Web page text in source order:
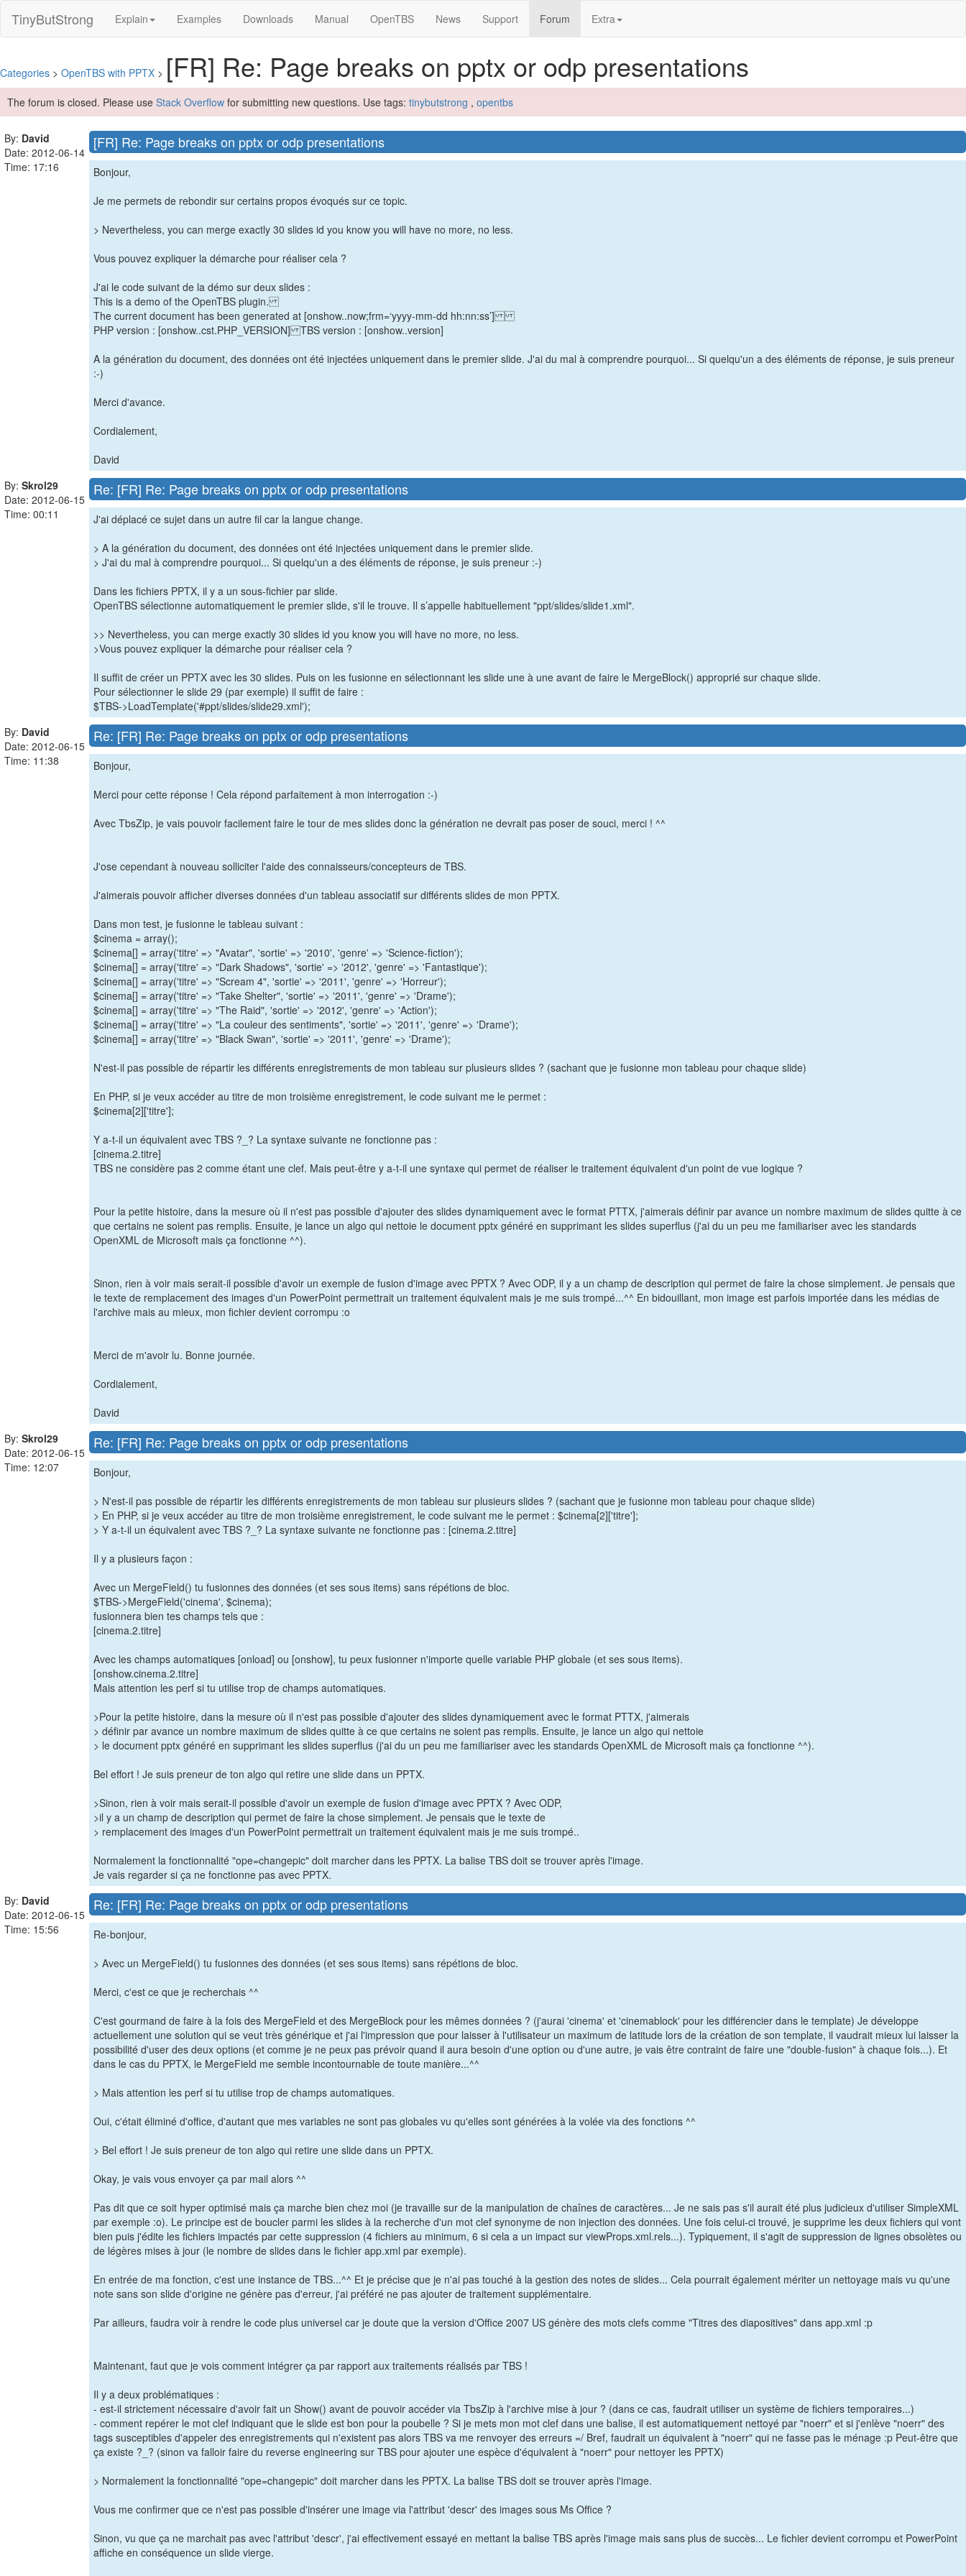
TinyButStrong Explain Examples Downloads Manual OpenTBS News Support Forum (current)
Extra
Categories > OpenTBS with PPTX > [FR] Re: Page breaks on pptx or odp presentations
The forum is closed. Please use Stack Overflow for submitting new questions. Use tags: tinybutstrong , opentbs
By: David
Date: 2012-06-14
Time: 17:16
[FR] Re: Page breaks on pptx or odp presentations
Bonjour,
Je me permets de rebondir sur certains propos évoqués sur ce topic.
> Nevertheless, you can merge exactly 30 slides id you know you will have no more, no less.
Vous pouvez expliquer la démarche pour réaliser cela ?
J'ai le code suivant de la démo sur deux slides :
This is a demo of the OpenTBS plugin.
The current document has been generated at [onshow..now;frm=‘yyyy-mm-dd hh:nn:ss’]
PHP version : [onshow..cst.PHP_VERSION] TBS version : [onshow..version]
A la génération du document, des données ont été injectées uniquement dans le premier slide. J'ai du mal à comprendre pourquoi... Si quelqu'un a des éléments de réponse, je suis preneur
:-)
Merci d'avance.
Cordialement,
David
By: Skrol29
Date: 2012-06-15
Time: 00:11
Re: [FR] Re: Page breaks on pptx or odp presentations
J'ai déplacé ce sujet dans un autre fil car la langue change.
> A la génération du document, des données ont été injectées uniquement dans le premier slide.
> J'ai du mal à comprendre pourquoi... Si quelqu'un a des éléments de réponse, je suis preneur :-)
Dans les fichiers PPTX, il y a un sous-fichier par slide.
OpenTBS sélectionne automatiquement le premier slide, s'il le trouve. Il s’appelle habituellement "ppt/slides/slide1.xml".
>> Nevertheless, you can merge exactly 30 slides id you know you will have no more, no less.
>Vous pouvez expliquer la démarche pour réaliser cela ?
Il suffit de créer un PPTX avec les 30 slides. Puis on les fusionne en sélectionnant les slide une à une avant de faire le MergeBlock() approprié sur chaque slide.
Pour sélectionner le slide 29 (par exemple) il suffit de faire :
$TBS->LoadTemplate('#ppt/slides/slide29.xml');
By: David
Date: 2012-06-15
Time: 11:38
Re: [FR] Re: Page breaks on pptx or odp presentations
Bonjour,
Merci pour cette réponse ! Cela répond parfaitement à mon interrogation :-)
Avec TbsZip, je vais pouvoir facilement faire le tour de mes slides donc la génération ne devrait pas poser de souci, merci ! ^^
J'ose cependant à nouveau solliciter l'aide des connaisseurs/concepteurs de TBS.
J'aimerais pouvoir afficher diverses données d'un tableau associatif sur différents slides de mon PPTX.
Dans mon test, je fusionne le tableau suivant :
$cinema = array();
$cinema[] = array('titre' => "Avatar", 'sortie' => '2010', 'genre' => 'Science-fiction');
$cinema[] = array('titre' => "Dark Shadows", 'sortie' => '2012', 'genre' => 'Fantastique');
$cinema[] = array('titre' => "Scream 4", 'sortie' => '2011', 'genre' => 'Horreur');
$cinema[] = array('titre' => "Take Shelter", 'sortie' => '2011', 'genre' => 'Drame');
$cinema[] = array('titre' => "The Raid", 'sortie' => '2012', 'genre' => 'Action');
$cinema[] = array('titre' => "La couleur des sentiments", 'sortie' => '2011', 'genre' => 'Drame');
$cinema[] = array('titre' => "Black Swan", 'sortie' => '2011', 'genre' => 'Drame');
N'est-il pas possible de répartir les différents enregistrements de mon tableau sur plusieurs slides ? (sachant que je fusionne mon tableau pour chaque slide)
En PHP, si je veux accéder au titre de mon troisième enregistrement, le code suivant me le permet :
$cinema[2]['titre'];
Y a-t-il un équivalent avec TBS ?_? La syntaxe suivante ne fonctionne pas :
[cinema.2.titre]
TBS ne considère pas 2 comme étant une clef. Mais peut-être y a-t-il une syntaxe qui permet de réaliser le traitement équivalent d'un point de vue logique ?
Pour la petite histoire, dans la mesure où il n'est pas possible d'ajouter des slides dynamiquement avec le format PTTX, j'aimerais définir par avance un nombre maximum de slides quitte à ce
que certains ne soient pas remplis. Ensuite, je lance un algo qui nettoie le document pptx généré en supprimant les slides superflus (j'ai du un peu me familiariser avec les standards
OpenXML de Microsoft mais ça fonctionne ^^).
Sinon, rien à voir mais serait-il possible d'avoir un exemple de fusion d'image avec PPTX ? Avec ODP, il y a un champ de description qui permet de faire la chose simplement. Je pensais que
le texte de remplacement des images d'un PowerPoint permettrait un traitement équivalent mais je me suis trompé...^^ En bidouillant, mon image est parfois importée dans les médias de
l'archive mais au mieux, mon fichier devient corrompu :o
Merci de m'avoir lu. Bonne journée.
Cordialement,
David
By: Skrol29
Date: 2012-06-15
Time: 12:07
Re: [FR] Re: Page breaks on pptx or odp presentations
Bonjour,
> N'est-il pas possible de répartir les différents enregistrements de mon tableau sur plusieurs slides ? (sachant que je fusionne mon tableau pour chaque slide)
> En PHP, si je veux accéder au titre de mon troisième enregistrement, le code suivant me le permet : $cinema[2]['titre'];
> Y a-t-il un équivalent avec TBS ?_? La syntaxe suivante ne fonctionne pas : [cinema.2.titre]
Il y a plusieurs façon :
Avec un MergeField() tu fusionnes des données (et ses sous items) sans répétions de bloc.
$TBS->MergeField('cinema', $cinema);
fusionnera bien tes champs tels que :
[cinema.2.titre]
Avec les champs automatiques [onload] ou [onshow], tu peux fusionner n'importe quelle variable PHP globale (et ses sous items).
[onshow.cinema.2.titre]
Mais attention les perf si tu utilise trop de champs automatiques.
>Pour la petite histoire, dans la mesure où il n'est pas possible d'ajouter des slides dynamiquement avec le format PTTX, j'aimerais
> définir par avance un nombre maximum de slides quitte à ce que certains ne soient pas remplis. Ensuite, je lance un algo qui nettoie
> le document pptx généré en supprimant les slides superflus (j'ai du un peu me familiariser avec les standards OpenXML de Microsoft mais ça fonctionne ^^).
Bel effort ! Je suis preneur de ton algo qui retire une slide dans un PPTX.
>Sinon, rien à voir mais serait-il possible d'avoir un exemple de fusion d'image avec PPTX ? Avec ODP,
>il y a un champ de description qui permet de faire la chose simplement. Je pensais que le texte de
> remplacement des images d'un PowerPoint permettrait un traitement équivalent mais je me suis trompé..
Normalement la fonctionnalité "ope=changepic" doit marcher dans les PPTX. La balise TBS doit se trouver après l'image.
Je vais regarder si ça ne fonctionne pas avec PPTX.
By: David
Date: 2012-06-15
Time: 15:56
Re: [FR] Re: Page breaks on pptx or odp presentations
Re-bonjour,
> Avec un MergeField() tu fusionnes des données (et ses sous items) sans répétions de bloc.
Merci, c'est ce que je recherchais ^^
C'est gourmand de faire à la fois des MergeField et des MergeBlock pour les mêmes données ? (j'aurai 'cinema' et 'cinemablock' pour les différencier dans le template) Je développe
actuellement une solution qui se veut très générique et j'ai l'impression que pour laisser à l'utilisateur un maximum de latitude lors de la création de son template, il vaudrait mieux lui laisser la
possibilité d'user des deux options (et comme je ne peux pas prévoir quand il aura besoin d'une option ou d'une autre, je vais être contraint de faire une "double-fusion" à chaque fois...). Et
dans le cas du PPTX, le MergeField me semble incontournable de toute manière...^^
> Mais attention les perf si tu utilise trop de champs automatiques.
Oui, c'était éliminé d'office, d'autant que mes variables ne sont pas globales vu qu'elles sont générées à la volée via des fonctions ^^
> Bel effort ! Je suis preneur de ton algo qui retire une slide dans un PPTX.
Okay, je vais vous envoyer ça par mail alors ^^
Pas dit que ce soit hyper optimisé mais ça marche bien chez moi (je travaille sur de la manipulation de chaînes de caractères... Je ne sais pas s'il aurait été plus judicieux d'utiliser SimpleXML
par exemple :o). Le principe est de boucler parmi les slides à la recherche d'un mot clef synonyme de non injection des données. Une fois celui-ci trouvé, je supprime les deux fichiers qui vont
bien puis j'édite les fichiers impactés par cette suppression (4 fichiers au minimum, 6 si cela a un impact sur viewProps.xml.rels...). Typiquement, il s'agit de suppression de lignes obsolètes ou
de légères mises à jour (le nombre de slides dans le fichier app.xml par exemple).
En entrée de ma fonction, c'est une instance de TBS...^^ Et je précise que je n'ai pas touché à la gestion des notes de slides... Cela pourrait également mériter un nettoyage mais vu qu'une
note sans son slide d'origine ne génère pas d'erreur, j'ai préféré ne pas ajouter de traitement supplémentaire.
Par ailleurs, faudra voir à rendre le code plus universel car je doute que la version d'Office 2007 US génère des mots clefs comme "Titres des diapositives" dans app.xml :p
Maintenant, faut que je vois comment intégrer ça par rapport aux traitements réalisés par TBS !
Il y a deux problématiques :
- est-il strictement nécessaire d'avoir fait un Show() avant de pouvoir accéder via TbsZip à l'archive mise à jour ? (dans ce cas, faudrait utiliser un système de fichiers temporaires...)
- comment repérer le mot clef indiquant que le slide est bon pour la poubelle ? Si je mets mon mot clef dans une balise, il est automatiquement nettoyé par "noerr" et si j'enlève "noerr" des
tags susceptibles d'appeler des enregistrements qui n'existent pas alors TBS va me renvoyer des erreurs =/ Bref, faudrait un équivalent à "noerr" qui ne fasse pas le ménage :p Peut-être que
ça existe ?_? (sinon va falloir faire du reverse engineering sur TBS pour ajouter une espèce d'équivalent à "noerr" pour nettoyer les PPTX)
> Normalement la fonctionnalité "ope=changepic" doit marcher dans les PPTX. La balise TBS doit se trouver après l'image.
Vous me confirmer que ce n'est pas possible d'insérer une image via l'attribut 'descr' des images sous Ms Office ?
Sinon, vu que ça ne marchait pas avec l'attribut 'descr', j'ai effectivement essayé en mettant la balise TBS après l'image mais sans plus de succès... Le fichier devient corrompu et PowerPoint
affiche en conséquence un slide vierge.